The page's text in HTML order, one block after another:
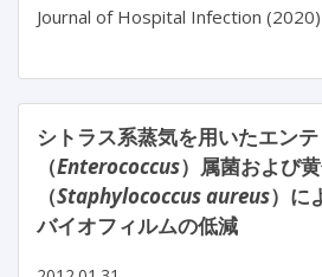
Journal of Hospital Infection
シトラス系蒸気を用いたエン
（Enterococcus）属菌および
（Staphylococcus aureus）に
バイオフィルムの低減